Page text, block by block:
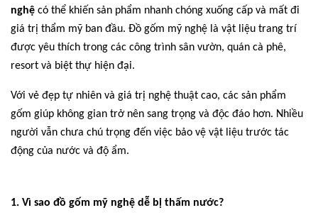
nghệ có thể khiến sản phẩm nhanh chóng xuống cấp và mất đi
giá trị thẩm mỹ ban đầu. Đồ gốm mỹ nghệ là vật liệu trang trí
được yêu thích trong các công trình sân vườn, quán cà phê,
resort và biệt thự hiện đại.
Với vẻ đẹp tự nhiên và giá trị nghệ thuật cao, các sản phẩm
gốm giúp không gian trở nên sang trọng và độc đáo hơn. Nhiều
người vẫn chưa chú trọng đến việc bảo vệ vật liệu trước tác
động của nước và độ ẩm.
1. Vì sao đồ gốm mỹ nghệ dễ bị thấm nước?